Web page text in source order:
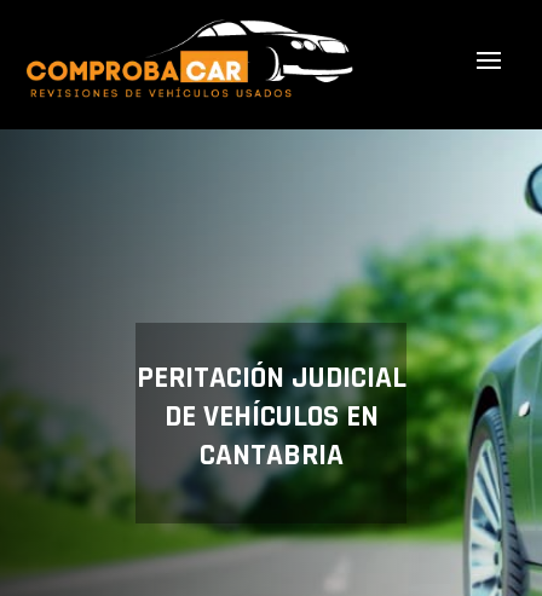
PERITACIÓN JUDICIAL
DE VEHÍCULOS EN
CANTABRIA